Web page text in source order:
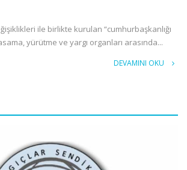
ile birlikte kurulan “cumhurbaşkanlığı
yürütme ve yargı organları arasında...
DEVAMINI OKU